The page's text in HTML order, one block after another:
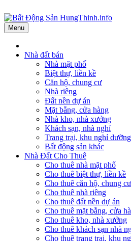
Menu
Nhà đất bán
Nhà mặt phố
Biệt thự, liền kề
Căn hộ, chung cư
Nhà riêng
Đất nền dự án
Mặt bằng, cửa hàng
Nhà kho, nhà xưởng
Khách sạn, nhà nghỉ
Trang trại, khu nghỉ dưỡng
Bất động sản khác
Nhà Đất Cho Thuê
Cho thuê nhà mặt phố
Cho thuê biệt thự, liền kề
Cho thuê căn hộ, chung cư
Cho thuê nhà riêng
Cho thuê đất nền dự án
Cho thuê mặt bằng, cửa
Cho thuê kho, nhà xưởng
Cho thuê khách sạn nhà
Cho thuê trang trại, khu